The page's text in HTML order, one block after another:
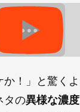
！」と驚く
タの異様な濃度